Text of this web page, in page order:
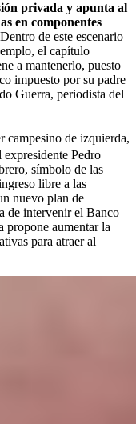
privada y apunta al
en componentes
de este escenario
el capítulo
a mantenerlo, puesto
impuesto por su padre
Guerra, periodista del
campesino de izquierda,
Pedro
símbolo de las
libre a las
nuevo plan de
de intervenir el Banco
propone aumentar la
para atraer al